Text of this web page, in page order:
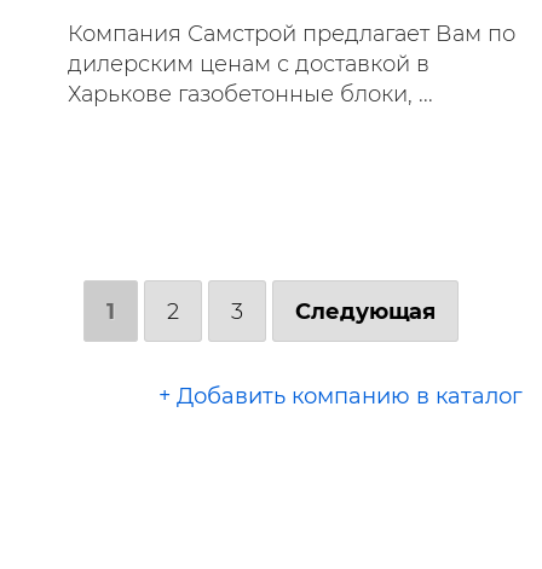
Компания Самстрой предлагает Вам по
дилерским ценам с доставкой в
Харькове газобетонные блоки, ...
1 2 3 Следующая
+ Добавить компанию в каталог